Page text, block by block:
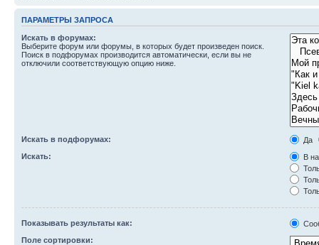
ПАРАМЕТРЫ ЗАПРОСА
Искать в форумах:
Выберите форум или форумы, в которых будет произведен поиск.
Поиск в подфорумах производится автоматически, если вы не
отключили соответствующую опцию ниже.
Искать в подфорумах:
Да
Искать:
В
Показывать результаты как:
Поле сортировки: